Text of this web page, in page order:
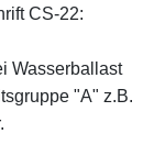
CS-22:
Wasserballast
"A" z.B.